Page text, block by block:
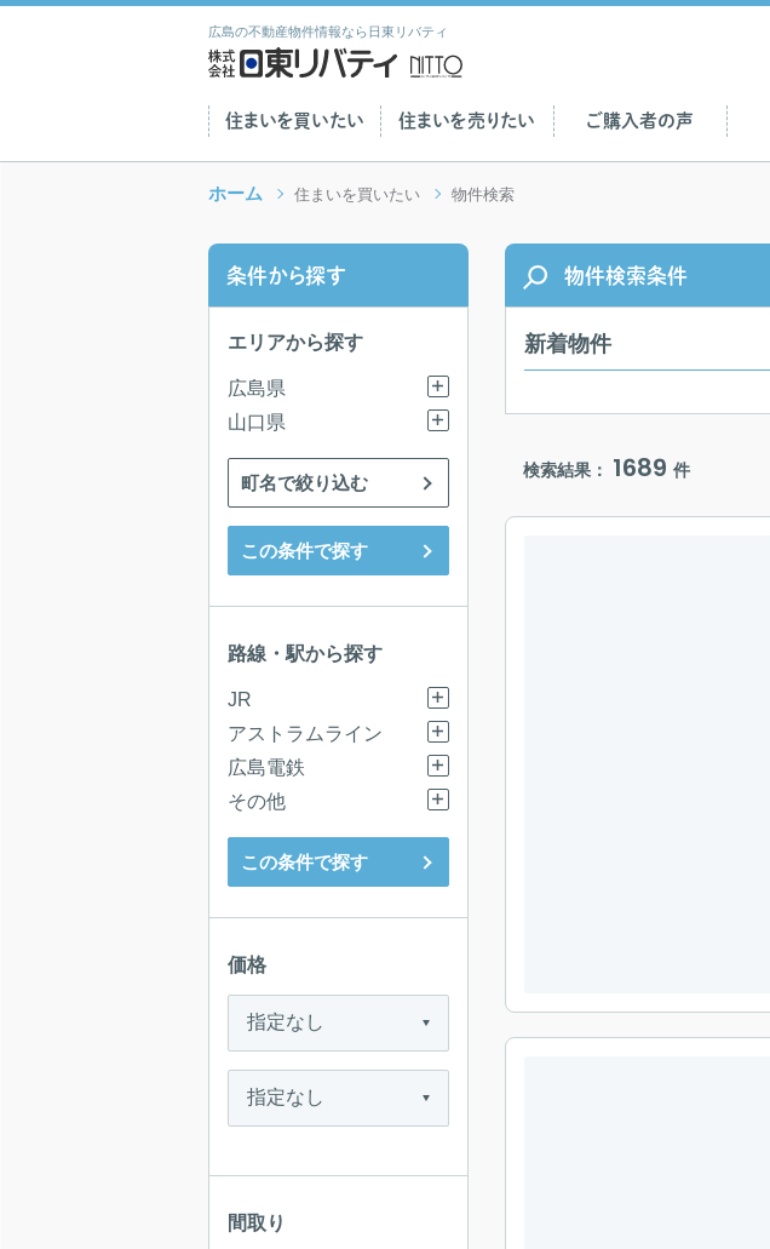
広島の不動産物件情報なら日東リバティ
住まいを買いたい 住まいを売りたい ご購入者の声
ホーム 住まいを買いたい 物件検索
条件から探す
エリアから探す
広島県
山口県
町名で絞り込む
この条件で探す
路線・駅から探す
JR
アストラムライン
広島電鉄
その他
この条件で探す
価格
間取り
物件検索条件
新着物件
検索結果： 1689 件